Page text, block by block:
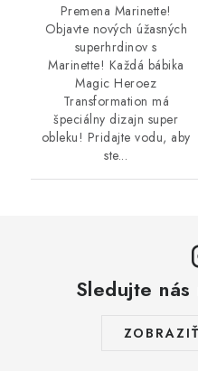
Premena Marinette!
Objavte nových úžasných
superhrdinov s
Marinette! Každá bábika
Magic Heroez
Transformation má
špeciálny dizajn super
obleku! Pridajte vodu, aby
ste...
Sledujte